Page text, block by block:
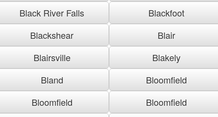
Black River Falls
Blackfoot
Blackshear
Blair
Blairsville
Blakely
Bland
Bloomfield
Bloomfield
Bloomfield